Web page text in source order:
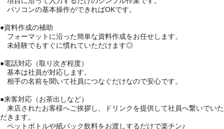
パソコンの基本操作ができればOKです。
●資料作成の補助
フォーマットに沿った簡単な資料作成をお任せします。
未経験でもすぐに慣れていただけます◎
●電話対応（取り次ぎ程度）
基本は社員が対応します。
相手の名前を聞いて社員につなぐだけなので安心です。
●来客対応（お茶出しなど）
来店されたお客様へご挨拶し、ドリンクを提供して社員へ繋いでいた
だきます。
ペットボトルや紙パック飲料をお渡しするだけで楽チン♪